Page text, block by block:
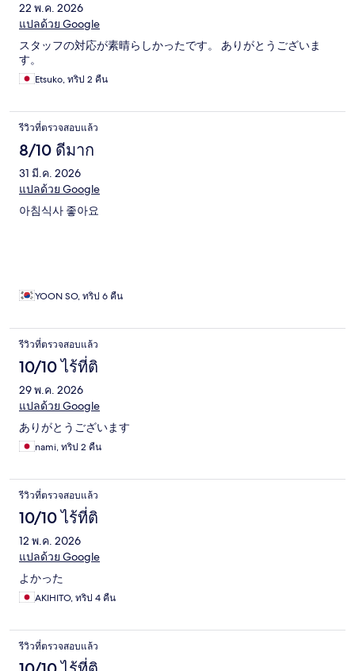
22 พ.ค. 2026
แปลด้วย Google
スタッフの対応が素晴らしかったです。 ありがとうございま
す。
Etsuko, ทริป 2 คืน
รีวิวที่ตรวจสอบแล้ว
8/10 ดีมาก
31 มี.ค. 2026
แปลด้วย Google
아침식사 좋아요
YOON SO, ทริป 6 คืน
รีวิวที่ตรวจสอบแล้ว
10/10 ไร้ที่ติ
29 พ.ค. 2026
แปลด้วย Google
ありがとうございます
nami, ทริป 2 คืน
รีวิวที่ตรวจสอบแล้ว
10/10 ไร้ที่ติ
12 พ.ค. 2026
แปลด้วย Google
よかった
AKIHITO, ทริป 4 คืน
รีวิวที่ตรวจสอบแล้ว